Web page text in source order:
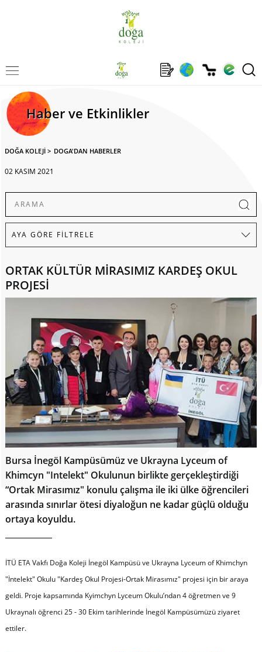
Haber ve Etkinlikler
DOĞA KOLEJİ > DOGA'DAN HABERLER
02 KASIM 2021
ORTAK KÜLTÜR MİRASIMIZ KARDEŞ OKUL
PROJESİ
Bursa İnegöl Kampüsümüz ve Ukrayna Lyceum of
Khimcyn "Intelekt" Okulunun birlikte gerçekleştirdiği
“Ortak Mirasımız" konulu çalışma ile iki ülke öğrencileri
arasında sınırlar ötesi diyaloğun ne kadar güçlü olduğu
ortaya koyuldu.
İTÜ ETA Vakfı Doğa Koleji İnegöl Kampüsü ve Ukrayna Lyceum of Khimchyn
"İntelekt" Okulu "Kardeş Okul Projesi-Ortak Mirasımız" projesi için bir araya
geldi. Proje kapsamında Kyimchyn Lyceum Okulu’ndan 4 öğretmen ve 9
Ukraynalı öğrenci 25 - 30 Ekim tarihlerinde İnegöl Kampüsümüzü ziyaret
ettiler.